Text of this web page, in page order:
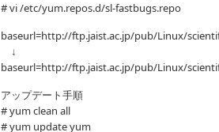
# vi /etc/yum.repos.d/sl-fastbugs.repo
baseurl=http://ftp.jaist.ac.jp/pub/Linux/
↓
baseurl=http://ftp.jaist.ac.jp/pub/Linux/
アップデート手順
# yum clean all
# yum update yum